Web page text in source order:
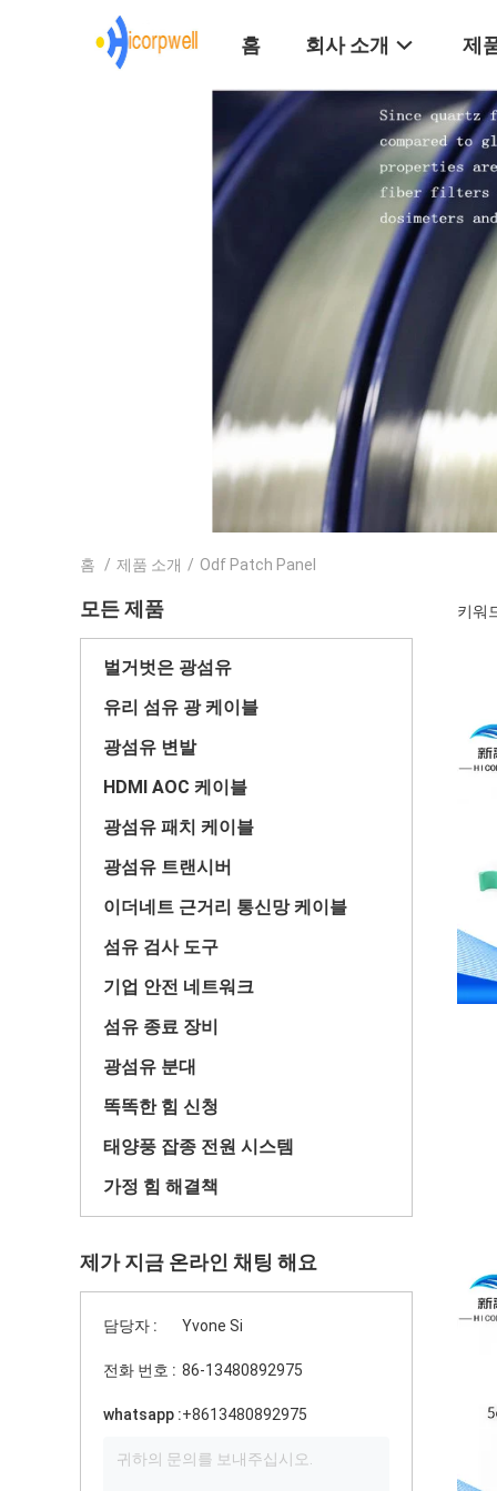
홈 회사 소개 제
홈 / 제품 소개 / Odf Patch Panel
모든 제품
벌거벗은 광섬유
유리 섬유 광 케이블
광섬유 변발
HDMI AOC 케이블
광섬유 패치 케이블
광섬유 트랜시버
이더네트 근거리 통신망 케이블
섬유 검사 도구
기업 안전 네트워크
섬유 종료 장비
광섬유 분대
똑똑한 힘 신청
태양풍 잡종 전원 시스템
가정 힘 해결책
제가 지금 온라인 채팅 해요
담당자 : Yvone Si
전화 번호 : 86-13480892975
whatsapp :+8613480892975
키워